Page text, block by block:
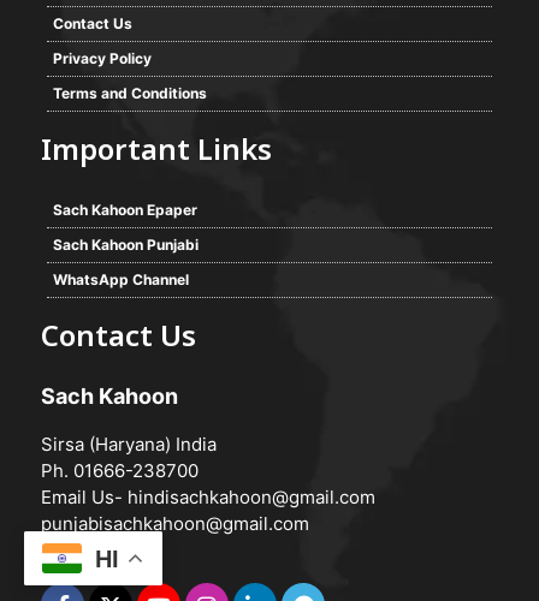
Contact Us
Privacy Policy
Terms and Conditions
Important Links
Sach Kahoon Epaper
Sach Kahoon Punjabi
WhatsApp Channel
Contact Us
Sach Kahoon
Sirsa (Haryana) India
Ph. 01666-238700
Email Us- hindisachkahoon@gmail.com
punjabisachkahoon@gmail.com
HI